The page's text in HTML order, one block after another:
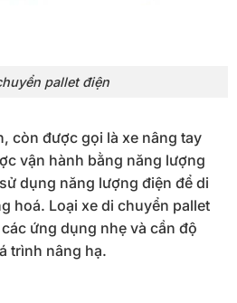
pallet điện
còn được gọi là xe nâng tay
vận hành bằng năng lượng
dụng năng lượng điện để di
hoá. Loại xe di chuyển pallet
ứng dụng nhẹ và cần độ
trình nâng hạ.